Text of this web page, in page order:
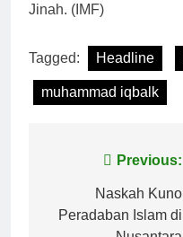
Jinah. (IMF)
Tagged: Headline
muhammad iqbalk
NavigasiPrevious:
Naskah Kuno
Peradaban Islam di